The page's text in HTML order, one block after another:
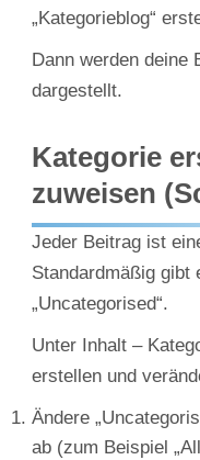
„Kategorieblog“
Dann werden deine
dargestellt.
Kategorie
zuweisen
Jeder Beitrag ist
Standardmäßig gibt
„Uncategorised“.
Unter Inhalt –
erstellen und
Ändere
ab (zum Beispiel